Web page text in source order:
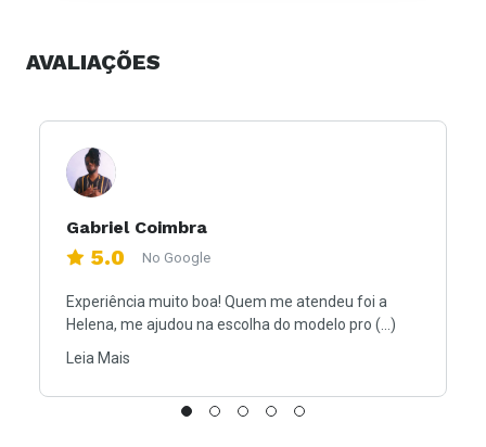
AVALIAÇÕES
Gabriel Coimbra
5.0 No Google
Experiência muito boa! Quem me atendeu foi a
Helena, me ajudou na escolha do modelo pro (...)
Leia Mais